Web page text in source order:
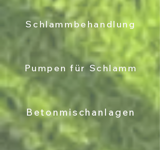
Schlammbehandlung
Pumpen für Schlamm
Betonmischanlagen